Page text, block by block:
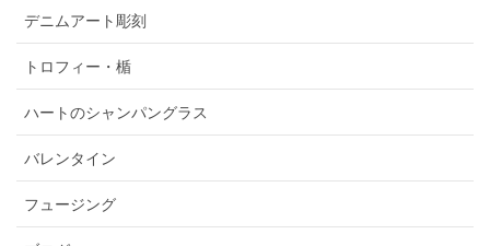
デニムアート彫刻
トロフィー・楯
ハートのシャンパングラス
バレンタイン
フュージング